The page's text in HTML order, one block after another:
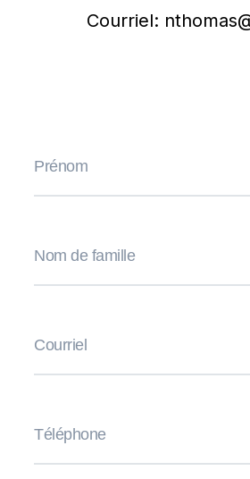
Courriel: